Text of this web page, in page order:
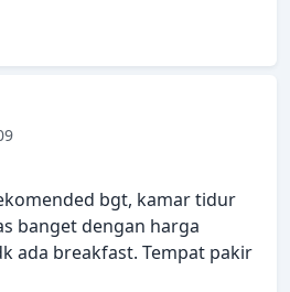
bgt, kamar tidur
banget dengan harga
ada breakfast. Tempat pakir